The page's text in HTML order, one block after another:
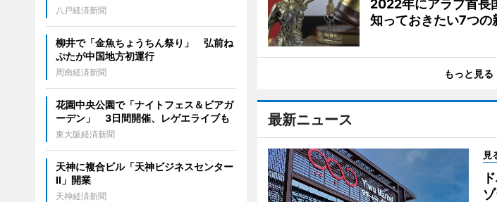
2022年にアラブ首長
知っておきたい7つの
もっと見る
最新ニュース
見
八戸経済新聞
柳井で「金魚ちょうちん祭り」 弘前ね
ぷたが中国地方初運行
周南経済新聞
花園中央公園で「ナイトフェス＆ビアガ
ーデン」 3日間開催、レゲエライブも
東大阪経済新聞
天神に複合ビル「天神ビジネスセンター
II」開業
天神経済新聞